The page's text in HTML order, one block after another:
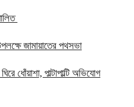
জামায়াতের পথসভা
ধোঁয়াশা, পাল্টাপাল্টি অভিযোগ